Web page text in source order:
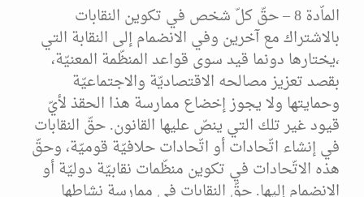
الماّدة 8 – حقّ كلّ شخص في تكوين النقابات
بالاشتراك مع آخرين وفي الانضمام إلى النقابة التي
،يختارها دونما قيد سوى قواعد المنظّمة المعنيّة،
بقصد تعزيز مصالحه الاقتصاديّة والاجتماعيّة
وحمايتها ولا يجوز إخضاع ممارسة هذا الحقذ لأيّ
قيود غير تلك التي ينصّ عليها القانون. حقّ النقابات
في إنشاء اتّحادات أو اتّحادات حلافيّة قوميّة، وحقّ
هذه الاتّحادات في تكوين منظّمات نقابيّة دوليّة أو